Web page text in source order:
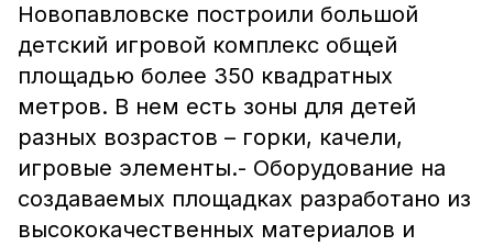
Новопавловске построили большой
детский игровой комплекс общей
площадью более 350 квадратных
метров. В нем есть зоны для детей
разных возрастов – горки, качели,
игровые элементы.- Оборудование на
создаваемых площадках разработано из
высококачественных материалов и